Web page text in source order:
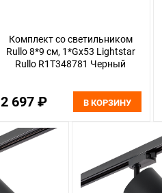
Комплект со светильником
Rullo 8*9 см, 1*Gx53 Lightstar
Rullo R1T348781 Черный
2 697 ₽ В КОРЗИНУ